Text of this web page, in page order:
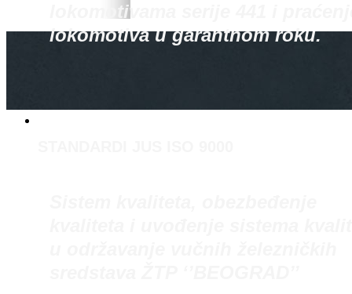
lokomotivama serije 441 i
lokomotiva u garantnom roku.